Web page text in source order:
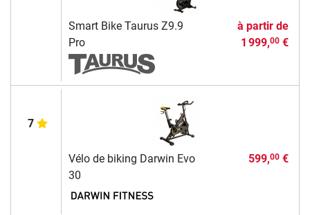
Smart Bike Taurus Z9.9
Pro
à partir de
1 999,00€
7
Vélo de biking Darwin Evo
30
599,00€